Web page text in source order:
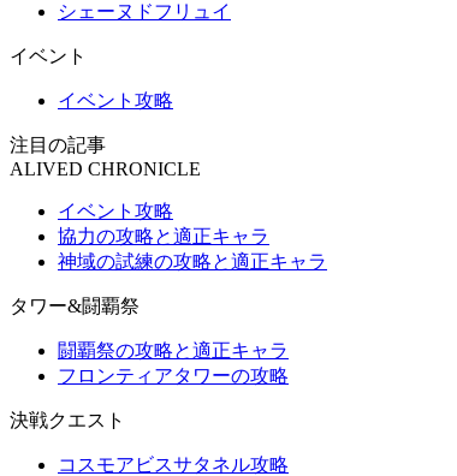
シェーヌドフリュイ
イベント
イベント攻略
注目の記事
ALIVED CHRONICLE
イベント攻略
協力の攻略と適正キャラ
神域の試練の攻略と適正キャラ
タワー&闘覇祭
闘覇祭の攻略と適正キャラ
フロンティアタワーの攻略
決戦クエスト
コスモアビスサタネル攻略